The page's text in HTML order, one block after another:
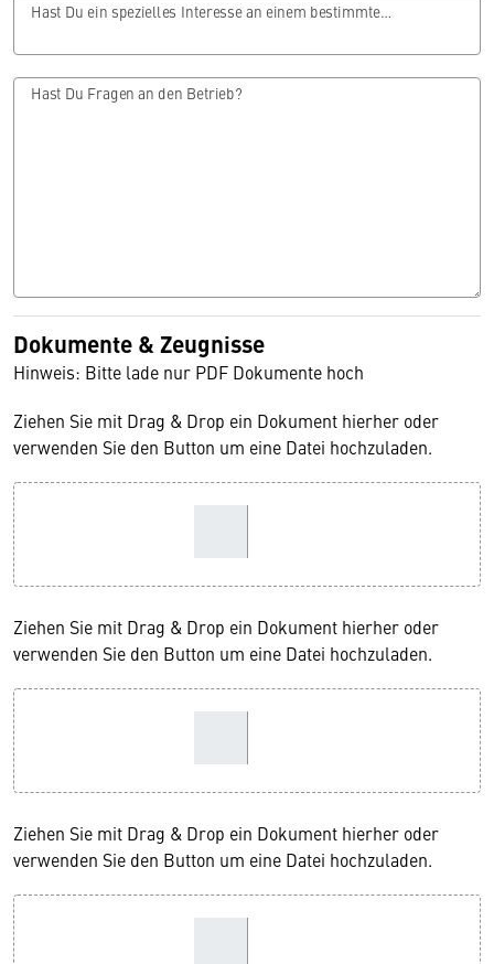
Hast Du ein spezielles Interesse an einem bestimmten Bereich?
Hast Du Fragen an den Betrieb?
Dokumente & Zeugnisse
Hinweis: Bitte lade nur PDF Dokumente hoch
Ziehen Sie mit Drag & Drop ein Dokument hierher oder
verwenden Sie den Button um eine Datei hochzuladen.
Ziehen Sie mit Drag & Drop ein Dokument hierher oder
verwenden Sie den Button um eine Datei hochzuladen.
Ziehen Sie mit Drag & Drop ein Dokument hierher oder
verwenden Sie den Button um eine Datei hochzuladen.